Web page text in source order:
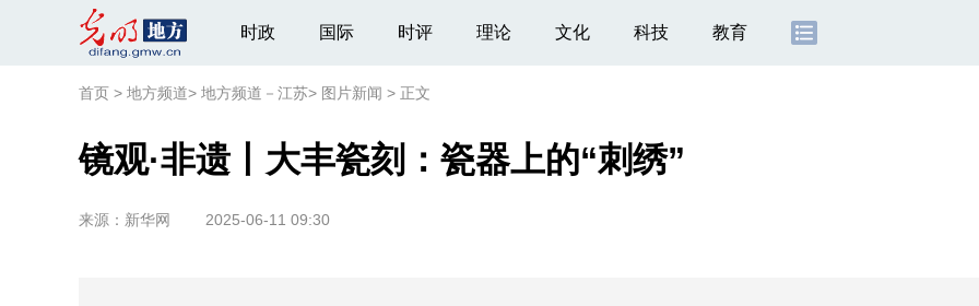
时政 国际 时评 理论 文化 科技 教育
首页 > 地方频道> 地方频道－江苏> 图片新闻 > 正文
镜观·非遗丨大丰瓷刻：瓷器上的“刺绣”
来源： 新华网 2025-06-11 09:30